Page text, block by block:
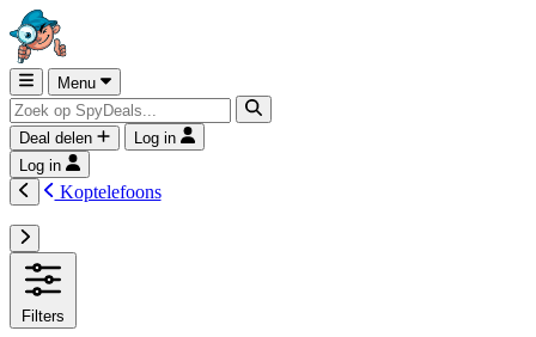
Menu
Deal delen
Log in
Log in
Koptelefoons
Filters